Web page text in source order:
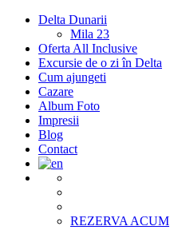
Delta Dunarii
Mila 23
Oferta All Inclusive
Excursie de o zi în Delta
Cum ajungeti
Cazare
Album Foto
Impresii
Blog
Contact
REZERVA ACUM